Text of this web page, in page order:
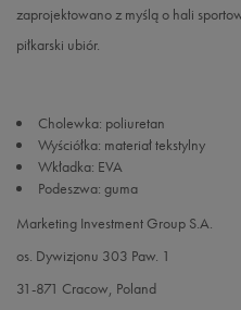
zaprojektowano z myślą o hali
piłkarski ubiór.
Cholewka: poliuretan
Wyściółka: materiał tekstylny
Wkładka: EVA
Podeszwa: guma
Marketing Investment Group S.A.
os. Dywizjonu 303 Paw. 1
31-871 Cracow, Poland